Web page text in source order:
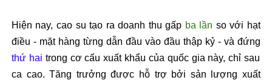
Hiện nay, cao su tạo ra doanh thu gấp ba lần so với hạt
điều - mặt hàng từng dẫn đầu vào đầu thập kỷ - và đứng
thứ hai trong cơ cấu xuất khẩu của quốc gia này, chỉ sau
ca cao. Tăng trưởng được hỗ trợ bởi sản lượng xuất